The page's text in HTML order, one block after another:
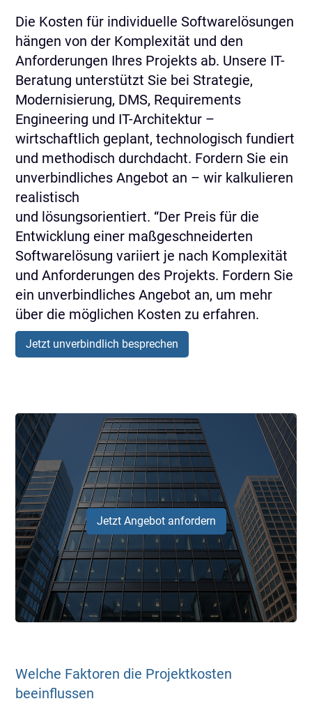
Die Kosten für individuelle Softwarelösungen
hängen von der Komplexität und den
Anforderungen Ihres Projekts ab. Unsere IT-
Beratung unterstützt Sie bei Strategie,
Modernisierung, DMS, Requirements
Engineering und IT-Architektur –
wirtschaftlich geplant, technologisch fundiert
und methodisch durchdacht. Fordern Sie ein
unverbindliches Angebot an – wir kalkulieren
realistisch
und lösungsorientiert. “Der Preis für die
Entwicklung einer maßgeschneiderten
Softwarelösung variiert je nach Komplexität
und Anforderungen des Projekts. Fordern Sie
ein unverbindliches Angebot an, um mehr
über die möglichen Kosten zu erfahren.
Jetzt unverbindlich besprechen
Jetzt Angebot anfordern
Welche Faktoren die Projektkosten
beeinflussen